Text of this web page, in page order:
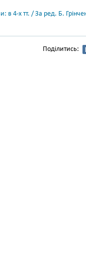
в 4-х тт. / За ред. Б.
Поділитись: